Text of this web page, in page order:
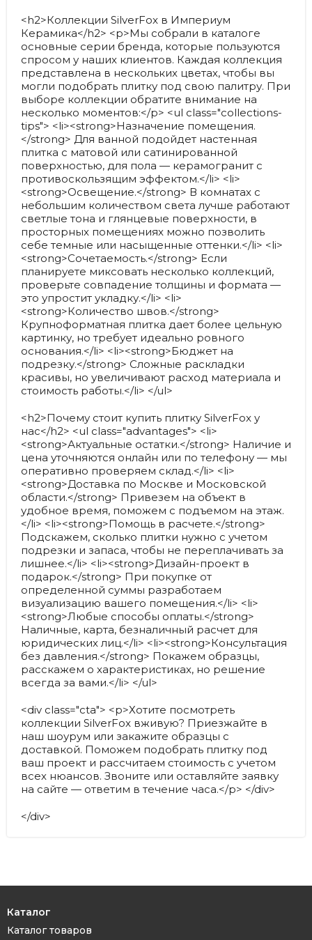
<h2>Коллекции SilverFox в Империум
Керамика</h2> <p>Мы собрали в каталоге
основные серии бренда, которые пользуются
спросом у наших клиентов. Каждая коллекция
представлена в нескольких цветах, чтобы вы
могли подобрать плитку под свою палитру. При
выборе коллекции обратите внимание на
несколько моментов:</p> <ul class="collections-
tips"> <li><strong>Назначение помещения.
</strong> Для ванной подойдет настенная
плитка с матовой или сатинированной
поверхностью, для пола — керамогранит с
противоскользящим эффектом.</li> <li>
<strong>Освещение.</strong> В комнатах с
небольшим количеством света лучше работают
светлые тона и глянцевые поверхности, в
просторных помещениях можно позволить
себе темные или насыщенные оттенки.</li> <li>
<strong>Сочетаемость.</strong> Если
планируете миксовать несколько коллекций,
проверьте совпадение толщины и формата —
это упростит укладку.</li> <li>
<strong>Количество швов.</strong>
Крупноформатная плитка дает более цельную
картинку, но требует идеально ровного
основания.</li> <li><strong>Бюджет на
подрезку.</strong> Сложные раскладки
красивы, но увеличивают расход материала и
стоимость работы.</li> </ul>
<h2>Почему стоит купить плитку SilverFox у
нас</h2> <ul class="advantages"> <li>
<strong>Актуальные остатки.</strong> Наличие и
цена уточняются онлайн или по телефону — мы
оперативно проверяем склад.</li> <li>
<strong>Доставка по Москве и Московской
области.</strong> Привезем на объект в
удобное время, поможем с подъемом на этаж.
</li> <li><strong>Помощь в расчете.</strong>
Подскажем, сколько плитки нужно с учетом
подрезки и запаса, чтобы не переплачивать за
лишнее.</li> <li><strong>Дизайн-проект в
подарок.</strong> При покупке от
определенной суммы разработаем
визуализацию вашего помещения.</li> <li>
<strong>Любые способы оплаты.</strong>
Наличные, карта, безналичный расчет для
юридических лиц.</li> <li><strong>Консультация
без давления.</strong> Покажем образцы,
расскажем о характеристиках, но решение
всегда за вами.</li> </ul>
<div class="cta"> <p>Хотите посмотреть
коллекции SilverFox вживую? Приезжайте в
наш шоурум или закажите образцы с
доставкой. Поможем подобрать плитку под
ваш проект и рассчитаем стоимость с учетом
всех нюансов. Звоните или оставляйте заявку
на сайте — ответим в течение часа.</p> </div>
</div>
Каталог
Каталог товаров